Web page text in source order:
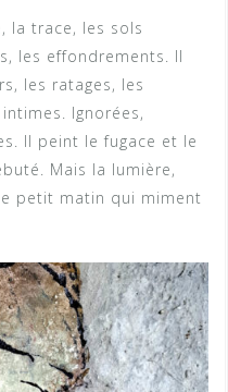
la trace, les sols
les effondrements. Il
les ratages, les
Ignorées,
Il peint le fugace et le
Mais la lumière,
petit matin qui miment